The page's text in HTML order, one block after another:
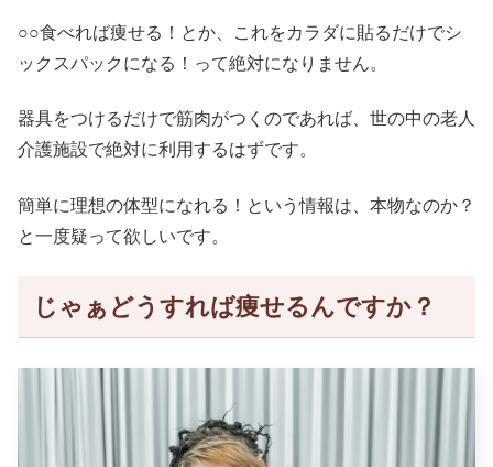
○○食べれば痩せる！とか、これをカラダに貼るだけでシ
ックスパックになる！って絶対になりません。
器具をつけるだけで筋肉がつくのであれば、世の中の老人
介護施設で絶対に利用するはずです。
簡単に理想の体型になれる！という情報は、本物なのか？
と一度疑って欲しいです。
じゃぁどうすれば痩せるんですか？